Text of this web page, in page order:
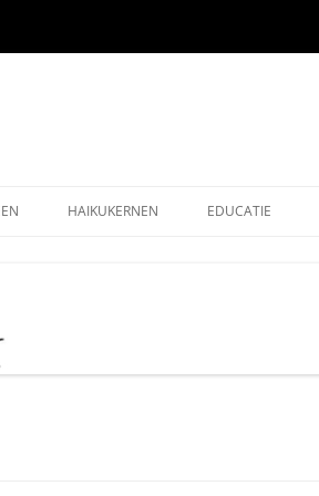
OUDE EDITIES
– KUKAI
HAIKUKERNEN EDUCATIE